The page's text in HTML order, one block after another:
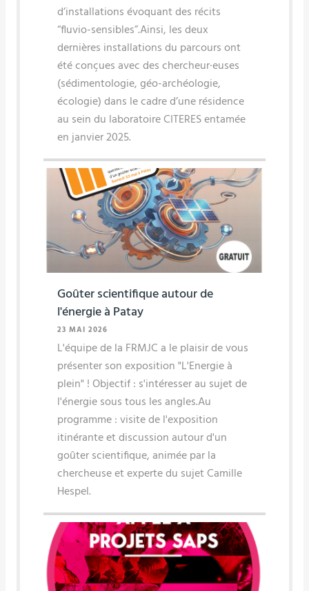
d’installations évoquant des récits
“fluvio-sensibles”.Ainsi, les deux
dernières installations du parcours ont
été conçues avec des chercheur·euses
(sédimentologie, géo-archéologie,
écologie) dans le cadre d’une résidence
au sein du laboratoire CITERES entamée
en janvier 2025.
Goûter scientifique autour de
l'énergie à Patay
23 MAI 2026
L'équipe de la FRMJC a le plaisir de vous
présenter son exposition "L'Energie à
plein" ! Objectif : s'intéresser au sujet de
l'énergie sous tous les angles.Au
programme : visite de l'exposition
itinérante et discussion autour d'un
goûter scientifique, animée par la
chercheuse et experte du sujet Camille
Hespel.